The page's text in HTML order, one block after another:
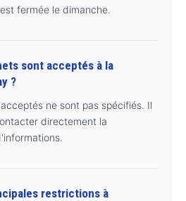
fermée le dimanche.
sont acceptés à la
?
ne sont pas spécifiés. Il
directement la
restrictions à